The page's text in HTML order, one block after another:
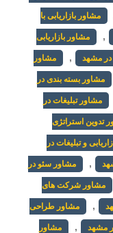
مشاور بازاریابی با
, مشاور بازاریابی
در مشهد , مشاور
مشاور بسته بندی در
مشاور تبلیغات در
تدوین استراتژی
و تبلیغات در
, مشاور سئو در
مشاور شرکت های
, مشاور طراحی
مشهد , مشاور